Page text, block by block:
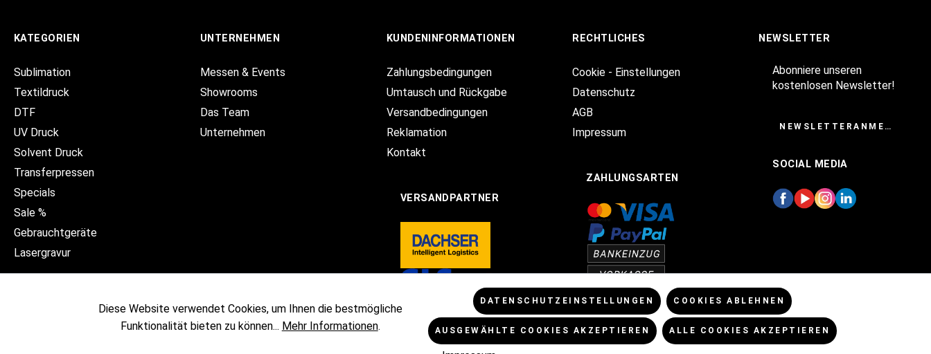
KATEGORIEN
Sublimation
Textildruck
DTF
UV Druck
Solvent Druck
Transferpressen
Specials
Sale %
Gebrauchtgeräte
Lasergravur
UNTERNEHMEN
Messen & Events
Showrooms
Das Team
Unternehmen
KUNDENINFORMATIONEN
Zahlungsbedingungen
Umtausch und Rückgabe
Versandbedingungen
Reklamation
Kontakt
VERSANDPARTNER
RECHTLICHES
Cookie - Einstellungen
Datenschutz
AGB
Impressum
ZAHLUNGSARTEN
NEWSLETTER
Abonniere unseren
kostenlosen Newsletter!
NEWSLETTERANMELDUNG
SOCIAL MEDIA
Diese Website verwendet Cookies, um Ihnen die bestmögliche
Funktionalität bieten zu können... Mehr Informationen.
DATENSCHUTZEINSTELLUNGEN COOKIES ABLEHNEN
AUSGEWÄHLTE COOKIES AKZEPTIEREN ALLE COOKIES AKZEPTIEREN